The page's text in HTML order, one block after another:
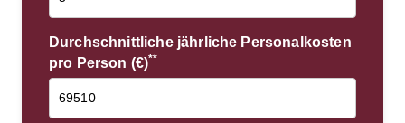
Durchschnittliche jährliche Personalkosten
pro Person (€)**